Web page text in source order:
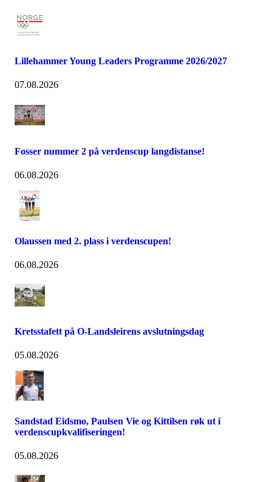
Lillehammer Young Leaders Programme 2026/2027
07.08.2026
Fosser nummer 2 på verdenscup langdistanse!
06.08.2026
Olaussen med 2. plass i verdenscupen!
06.08.2026
Kretsstafett på O-Landsleirens avslutningsdag
05.08.2026
Sandstad Eidsmo, Paulsen Vie og Kittilsen røk ut i
verdenscupkvalifiseringen!
05.08.2026